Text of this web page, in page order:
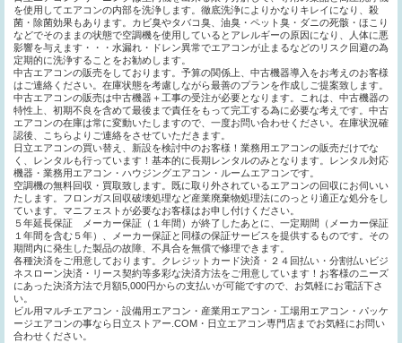
を使用してエアコンの内部を洗浄します。徹底洗浄によりかなりキレイになり、殺
菌・除菌効果もあります。カビ臭やタバコ臭、油臭・ペット臭・ダニの死骸・ほこり
などでそのままの状態で空調機を使用しているとアレルギーの原因になり、人体に悪
影響を与えます・・・水漏れ・ドレン異常でエアコンが止まるなどのリスク回避の為
定期的に洗浄することをお勧めします。
中古エアコンの販売をしております。予算の関係上、中古機器導入をお考えのお客様
はご連絡ください。在庫状態を考慮しながら最善のプランを作成しご提案致します。
中古エアコンの販売は中古機器＋工事の受注が必要となります。これは、中古機器の
特性上、初期不良を含めて最後まで責任をもって完工する為に必要な考えです。中古
エアコンの在庫は常に変動いたしますので、一度お問い合わせください。在庫状況確
認後、こちらよりご連絡をさせていただきます。
日立エアコンの買い替え、新設を検討中のお客様！業務用エアコンの販売だけでな
く、レンタルも行っています！基本的に長期レンタルのみとなります。レンタル対応
機器・業務用エアコン・ハウジングエアコン・ルームエアコンです。
空調機の無料回収・買取致します。既に取り外されているエアコンの回収にお伺いい
たします。フロンガス回収破壊処理など産業廃棄物処理法にのっとり適正な処分をし
ています。マニフェストが必要なお客様はお申し付けください。
５年延長保証 メーカー保証（１年間）が終了したあとに、一定期間（メーカー保証
１年間を含む５年）、メーカー保証と同様の保証サービスを提供するものです。その
期間内に発生した製品の故障、不具合を無償で修理できます。
各種決済をご用意しております。クレジットカード決済・２４回払い・分割払いビジ
ネスローン決済・リース契約等多彩な決済方法をご用意しています！お客様のニーズ
にあった決済方法で月額5,000円からの支払いが可能ですので、お気軽にお電話下さ
い。
ビル用マルチエアコン・設備用エアコン・産業用エアコン・工場用エアコン・パッケ
ージエアコンの事なら日立ストアー.COM・日立エアコン専門店までお気軽にお問い
合わせください。